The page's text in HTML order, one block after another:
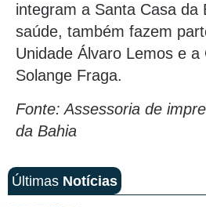
integram a Santa Casa da
saúde, também fazem
Unidade Álvaro Lemos e a
Solange Fraga.
Fonte: Assessoria de
da Bahia
Últimas Notícias